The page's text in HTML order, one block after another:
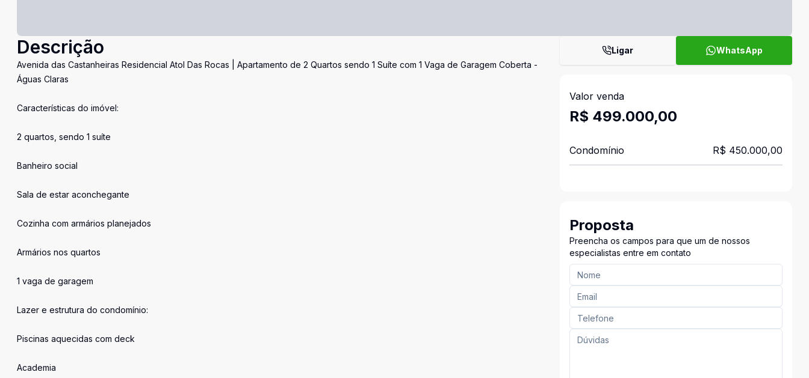
Descrição
Avenida das Castanheiras Residencial Atol Das Rocas | Apartamento de 2 Quartos sendo 1 Suíte com 1 Vaga de Garagem Coberta -
Águas Claras
Características do imóvel:
2 quartos, sendo 1 suíte
Banheiro social
Sala de estar aconchegante
Cozinha com armários planejados
Armários nos quartos
1 vaga de garagem
Lazer e estrutura do condomínio:
Piscinas aquecidas com deck
Academia
Ligar WhatsApp
Valor venda
R$ 499.000,00
Condomínio R$ 450.000,00
Proposta
Preencha os campos para que um de nossos
especialistas entre em contato